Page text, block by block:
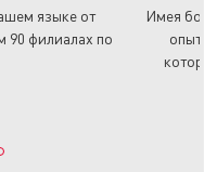
языке от
90 филиалах по
Имея